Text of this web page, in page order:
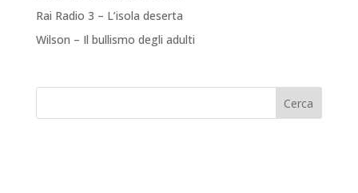
Rai Radio 3 – L’isola deserta
Wilson – Il bullismo degli adulti